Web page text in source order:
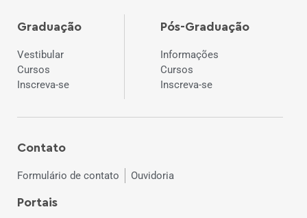
Graduação
Vestibular
Cursos
Inscreva-se
Pós-Graduação
Informações
Cursos
Inscreva-se
Contato
Formulário de contato Ouvidoria
Portais